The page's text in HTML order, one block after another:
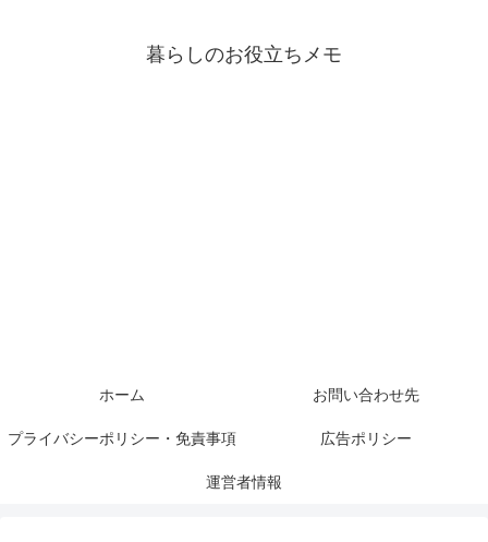
暮らしのお役立ちメモ
ホーム お問い合わせ先
プライバシーポリシー・免責事項 広告ポリシー
運営者情報